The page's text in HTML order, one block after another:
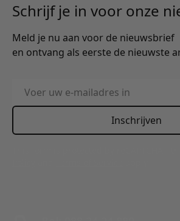
Schrijf je in voor onze
Meld je nu aan voor de nieuwsbrief
en ontvang als eerste de nieuwste
E-mailadres
Inschrijven